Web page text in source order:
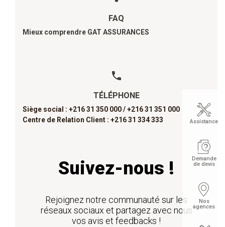
FAQ
Mieux comprendre GAT ASSURANCES
TÉLÉPHONE
Siège social : +216 31 350 000 /+216 31 351 000
Centre de Relation Client : +216 31 334 333
Suivez-nous !
Rejoignez notre communauté sur les
réseaux sociaux et partagez avec nous
vos avis et feedbacks !
Assistance
Demande
de devis
Nos
agences